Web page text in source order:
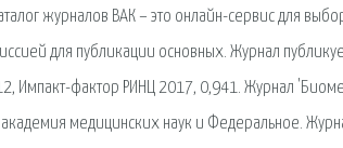
журналов ВАК – это онлайн-сервис для
для публикации основных. Журнал
Импакт-фактор РИНЦ 2017, 0,941. Журнал
академия медицинских наук и Федеральное.